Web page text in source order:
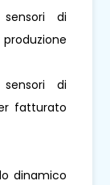
di
di
fatturato
dinamico